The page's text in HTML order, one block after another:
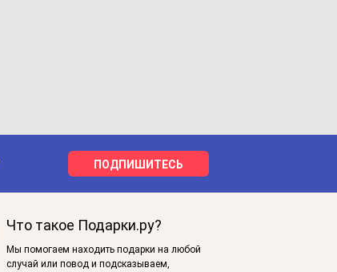
ПОДПИШИТЕСЬ
Что такое Подарки.ру?
Мы помогаем находить подарки на любой
случай или повод и подсказываем,